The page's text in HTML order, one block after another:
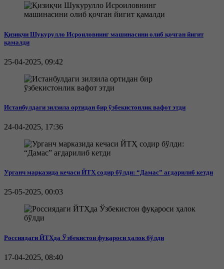
Қизиқчи Шукурулло Исроиловнинг машинасини олиб қочган йигит
қамалди
25-04-2025, 09:42
Истанбулдаги зилзила ортидан бир ўзбекистонлик вафот этди
24-04-2025, 17:36
Урганч марказида кечаси ЙТҲ содир бўлди: “Дамас” ағдарилиб кетди
25-05-2025, 00:03
Россиядаги ЙТҲда Ўзбекистон фуқароси ҳалок бўлди
17-04-2025, 08:40